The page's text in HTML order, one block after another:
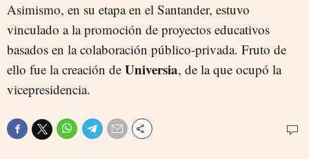
Asimismo, en su etapa en el Santander, estuvo
vinculado a la promoción de proyectos educativos
basados en la colaboración público-privada. Fruto de
ello fue la creación de Universia, de la que ocupó la
vicepresidencia.